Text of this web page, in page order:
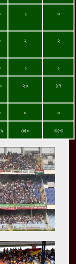
১ ০
২ ২
১ ১
২০ ১৭
০ ০
৩৫০ ৩৫৩